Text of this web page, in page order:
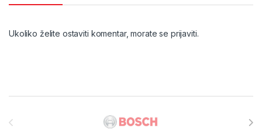
Ukoliko želite ostaviti komentar, morate se prijaviti.